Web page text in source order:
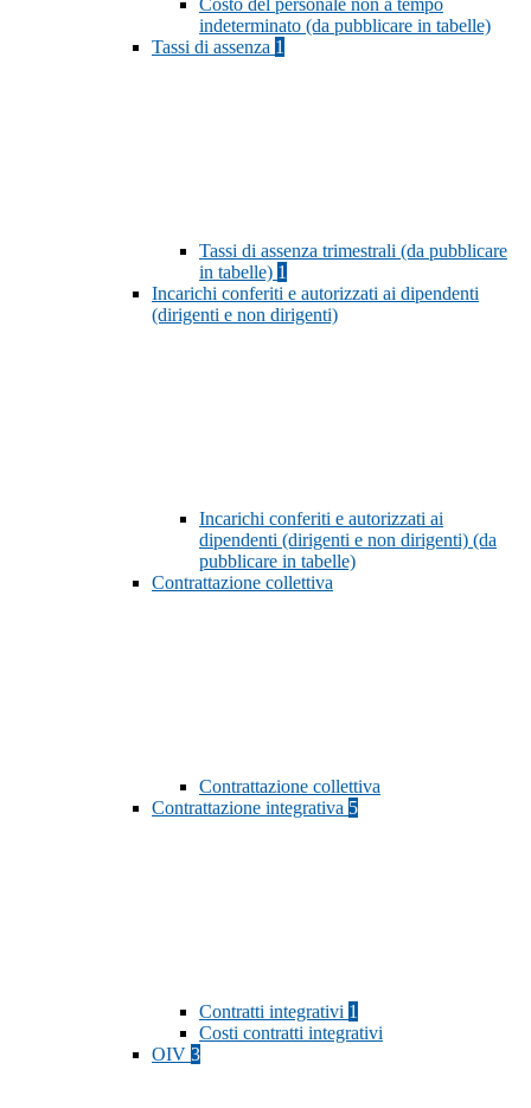
Costo del personale non a tempo
indeterminato (da pubblicare in tabelle)
Tassi di assenza 1
Tassi di assenza trimestrali (da pubblicare
in tabelle) 1
Incarichi conferiti e autorizzati ai dipendenti
(dirigenti e non dirigenti)
Incarichi conferiti e autorizzati ai
dipendenti (dirigenti e non dirigenti) (da
pubblicare in tabelle)
Contrattazione collettiva
Contrattazione collettiva
Contrattazione integrativa 5
Contratti integrativi 1
Costi contratti integrativi
OIV 3